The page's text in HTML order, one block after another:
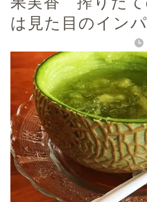
は見た目のイン